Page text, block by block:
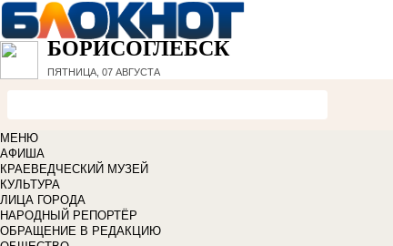
БОРИСОГЛЕБСК
ПЯТНИЦА, 07 АВГУСТА
МЕНЮ
АФИША
КРАЕВЕДЧЕСКИЙ МУЗЕЙ
КУЛЬТУРА
ЛИЦА ГОРОДА
НАРОДНЫЙ РЕПОРТЁР
ОБРАЩЕНИЕ В РЕДАКЦИЮ